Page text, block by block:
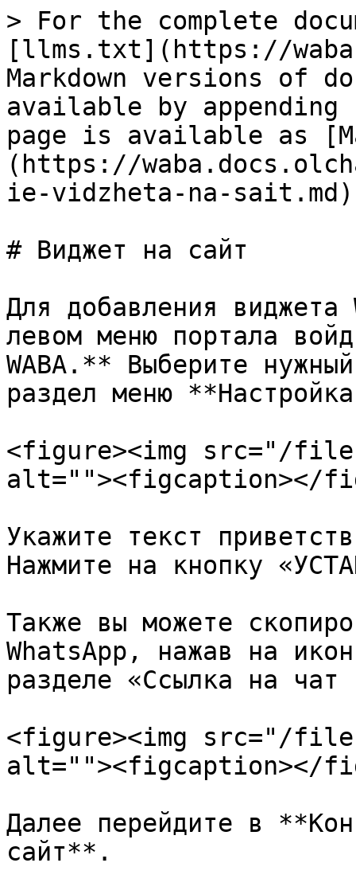
> For the complete
[llms.txt](https://
Markdown versions of
available by
page is available as
(https://
ie-vidzheta-na-
# Виджет на сайт
Для добавления
левом меню портала
WABA.** Выберите
раздел меню
<figure><img src="/files/
alt=""><figcaption></
Укажите текст
Нажмите на кнопку
Также вы можете
WhatsApp, нажав на
разделе «Ссылка на чат
<figure><img src="/files/
alt=""><figcaption></
Далее перейдите в
сайт**.